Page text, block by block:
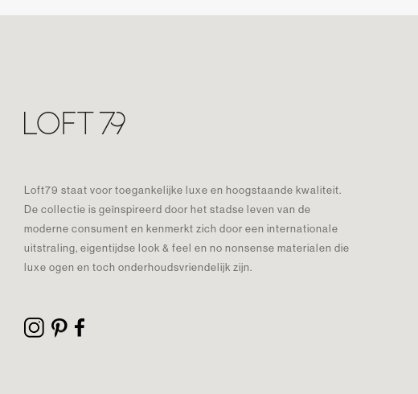
Loft79 staat voor toegankelijke luxe en hoogstaande kwaliteit.
De collectie is geïnspireerd door het stadse leven van de
moderne consument en kenmerkt zich door een internationale
uitstraling, eigentijdse look & feel en no nonsense materialen die
luxe ogen en toch onderhoudsvriendelijk zijn.